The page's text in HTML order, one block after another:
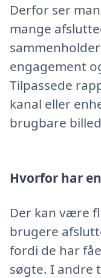
Derfor ser
mange
engagement
Tilpassede
kanal eller
brugbare
Hvorfor har
Der kan være
brugere
fordi de har
søgte. I andre